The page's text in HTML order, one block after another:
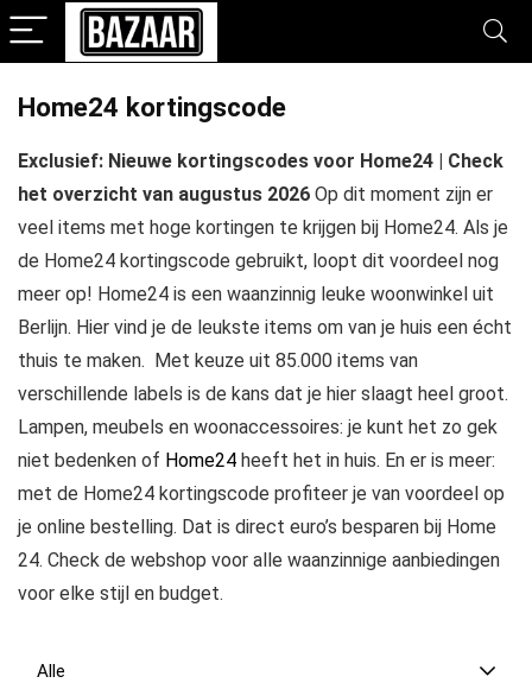
Home24 kortingscode
Exclusief: Nieuwe kortingscodes voor Home24 | Check
het overzicht van augustus 2026 Op dit moment zijn er
veel items met hoge kortingen te krijgen bij Home24. Als je
de Home24 kortingscode gebruikt, loopt dit voordeel nog
meer op! Home24 is een waanzinnig leuke woonwinkel uit
Berlijn. Hier vind je de leukste items om van je huis een écht
thuis te maken. Met keuze uit 85.000 items van
verschillende labels is de kans dat je hier slaagt heel groot.
Lampen, meubels en woonaccessoires: je kunt het zo gek
niet bedenken of Home24 heeft het in huis. En er is meer:
met de Home24 kortingscode profiteer je van voordeel op
je online bestelling. Dat is direct euro’s besparen bij Home
24. Check de webshop voor alle waanzinnige aanbiedingen
voor elke stijl en budget.
Alle